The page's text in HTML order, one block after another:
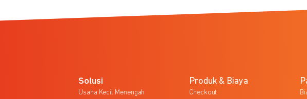
Solusi
Usaha Kecil Menengah
Produk & Biaya
Checkout